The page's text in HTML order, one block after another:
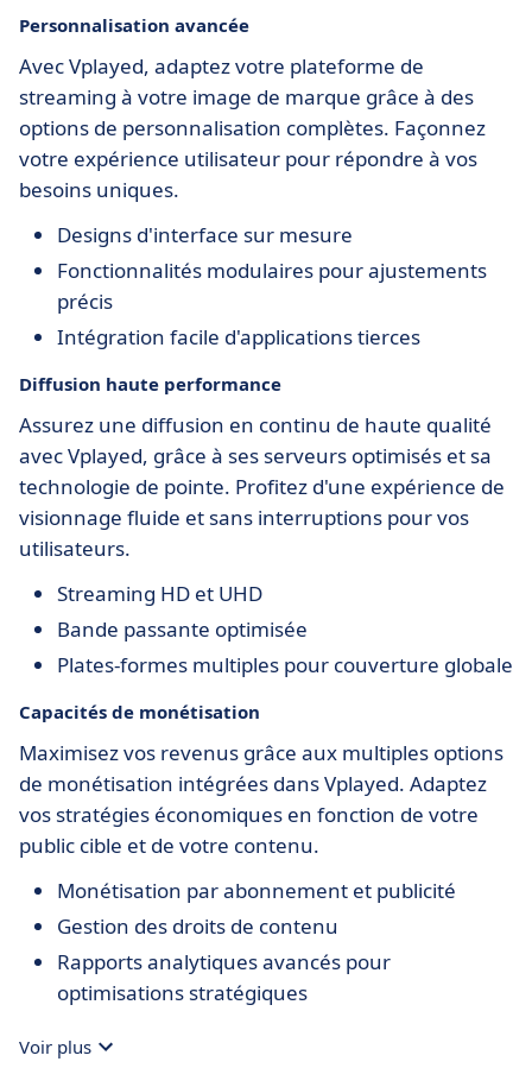
Personnalisation avancée
Avec Vplayed, adaptez votre plateforme de
streaming à votre image de marque grâce à des
options de personnalisation complètes. Façonnez
votre expérience utilisateur pour répondre à vos
besoins uniques.
Designs d'interface sur mesure
Fonctionnalités modulaires pour ajustements
précis
Intégration facile d'applications tierces
Diffusion haute performance
Assurez une diffusion en continu de haute qualité
avec Vplayed, grâce à ses serveurs optimisés et sa
technologie de pointe. Profitez d'une expérience de
visionnage fluide et sans interruptions pour vos
utilisateurs.
Streaming HD et UHD
Bande passante optimisée
Plates-formes multiples pour couverture globale
Capacités de monétisation
Maximisez vos revenus grâce aux multiples options
de monétisation intégrées dans Vplayed. Adaptez
vos stratégies économiques en fonction de votre
public cible et de votre contenu.
Monétisation par abonnement et publicité
Gestion des droits de contenu
Rapports analytiques avancés pour
optimisations stratégiques
Voir plus